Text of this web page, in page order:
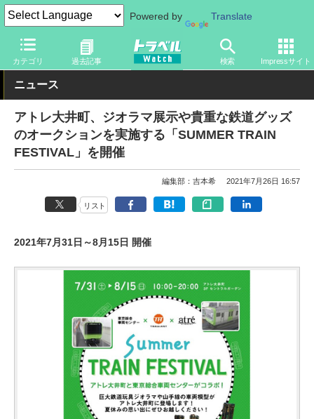
Powered by Translate
カテゴリ 過去記事 検索 Impressサイト
トラベル Watch 地域 国内旅行 東京
ニュース
アトレ大井町、ジオラマ展示や貴重な鉄道グッズ
のオークションを実施する「SUMMER TRAIN
FESTIVAL」を開催
編集部：吉本希 2021年7月26日 16:57
リスト
2021年7月31日～8月15日 開催